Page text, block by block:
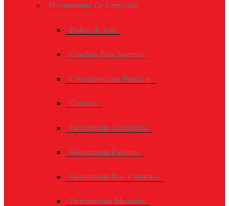
Herramientas De Cerrajería
Bolsas de Aire
Ganchos Para Apertura
Cerraduras para Practicar
Ganzuas
Herramienta Automotriz
Herramienta Eléctrica
Herramienta Para Controles
Herramientas Manuales